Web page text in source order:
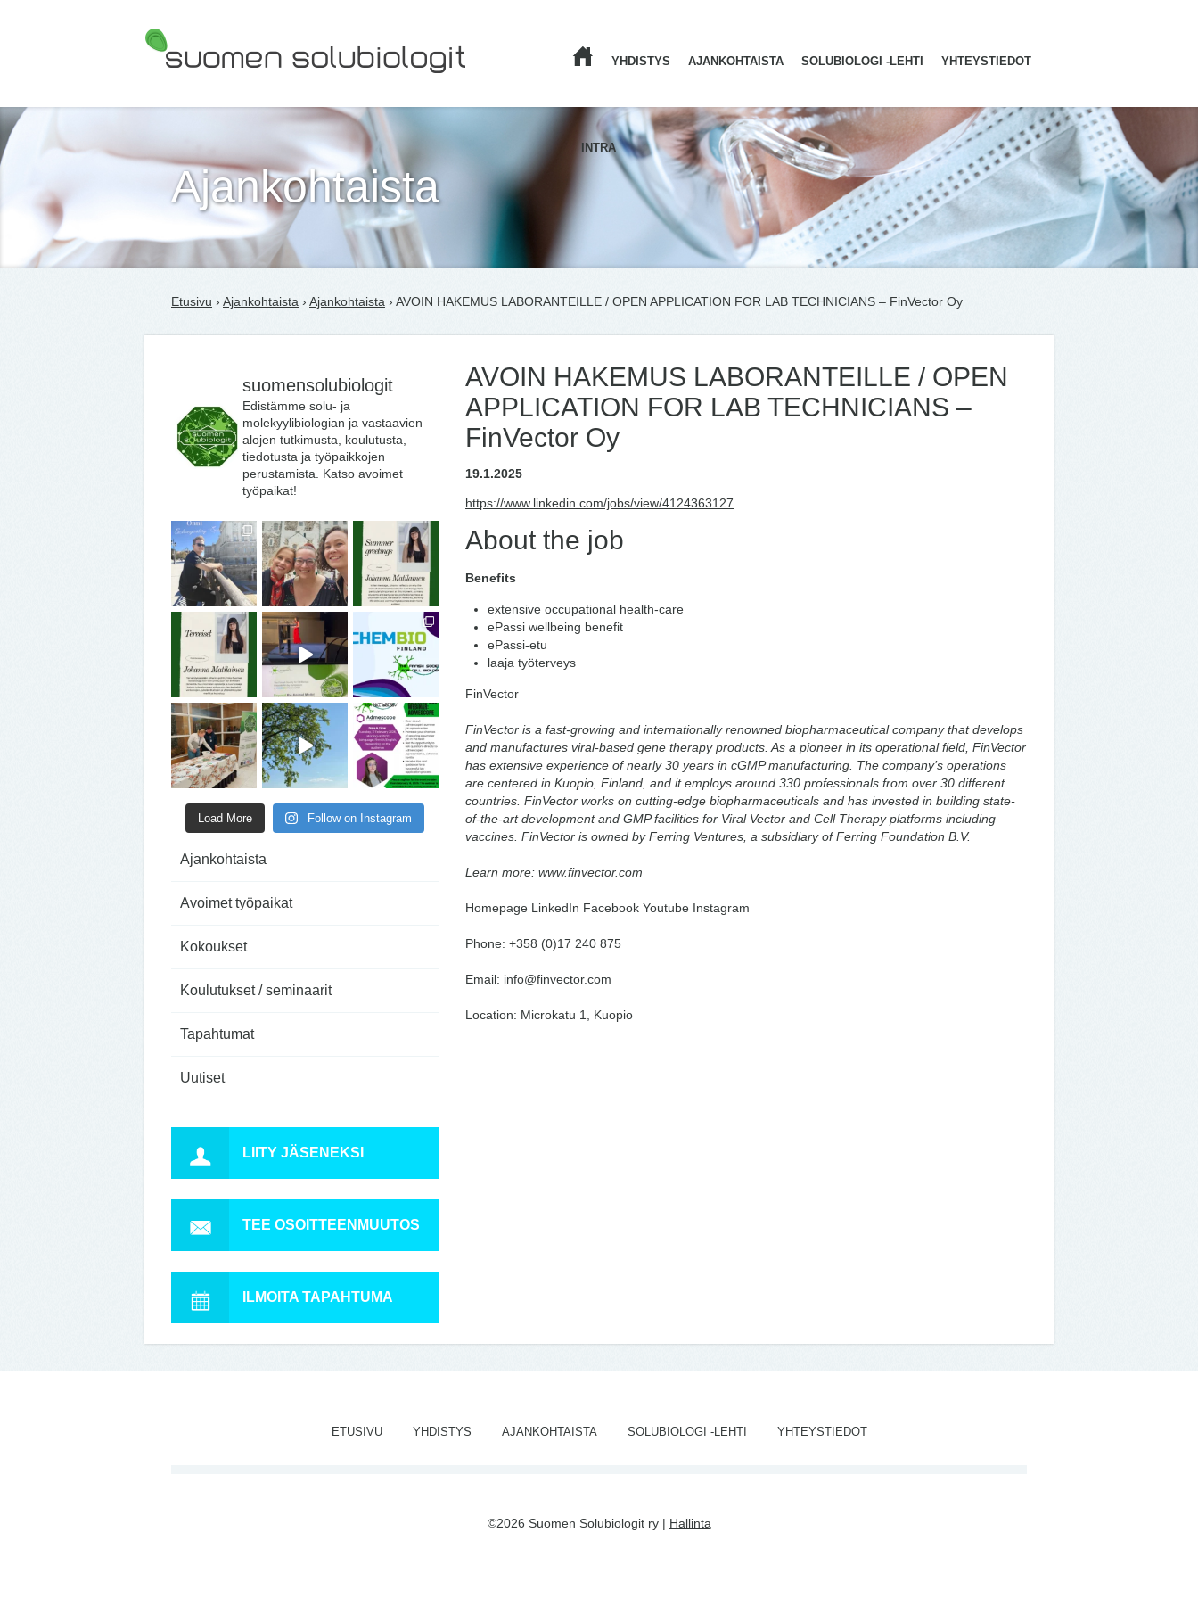
YHDISTYS AJANKOHTAISTA SOLUBIOLOGI -LEHTI YHTEYSTIEDOT
INTRA
Ajankohtaista
Etusivu › Ajankohtaista › Ajankohtaista › AVOIN HAKEMUS LABORANTEILLE / OPEN APPLICATION FOR LAB TECHNICIANS – FinVector Oy
suomensolubiologit
Edistämme solu- ja
molekyylibiologian ja vastaavien
alojen tutkimusta, koulutusta,
tiedotusta ja työpaikkojen
perustamista. Katso avoimet
työpaikat!
Load More Follow on Instagram
Ajankohtaista
Avoimet työpaikat
Kokoukset
Koulutukset / seminaarit
Tapahtumat
Uutiset
LIITY JÄSENEKSI
TEE OSOITTEENMUUTOS
ILMOITA TAPAHTUMA
AVOIN HAKEMUS LABORANTEILLE / OPEN
APPLICATION FOR LAB TECHNICIANS –
FinVector Oy
19.1.2025
https://www.linkedin.com/jobs/view/4124363127
About the job
Benefits
extensive occupational health-care
ePassi wellbeing benefit
ePassi-etu
laaja työterveys
FinVector
FinVector is a fast-growing and internationally renowned biopharmaceutical company that develops
and manufactures viral-based gene therapy products. As a pioneer in its operational field, FinVector
has extensive experience of nearly 30 years in cGMP manufacturing. The company’s operations
are centered in Kuopio, Finland, and it employs around 330 professionals from over 30 different
countries. FinVector works on cutting-edge biopharmaceuticals and has invested in building state-
of-the-art development and GMP facilities for Viral Vector and Cell Therapy platforms including
vaccines. FinVector is owned by Ferring Ventures, a subsidiary of Ferring Foundation B.V.
Learn more: www.finvector.com
Homepage LinkedIn Facebook Youtube Instagram
Phone: +358 (0)17 240 875
Email: info@finvector.com
Location: Microkatu 1, Kuopio
ETUSIVU YHDISTYS AJANKOHTAISTA SOLUBIOLOGI -LEHTI YHTEYSTIEDOT
©2026 Suomen Solubiologit ry | Hallinta